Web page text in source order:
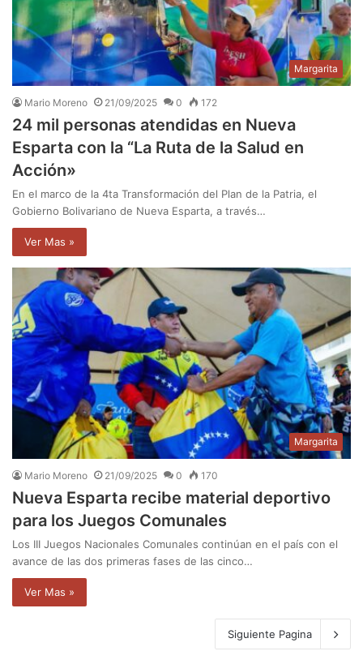
Margarita
Mario Moreno 21/09/2025 0 172
24 mil personas atendidas en Nueva
Esparta con la “La Ruta de la Salud en
Acción»
En el marco de la 4ta Transformación del Plan de la Patria, el
Gobierno Bolivariano de Nueva Esparta, a través…
Ver Mas »
Margarita
Mario Moreno 21/09/2025 0 170
Nueva Esparta recibe material deportivo
para los Juegos Comunales
Los III Juegos Nacionales Comunales continúan en el país con el
avance de las dos primeras fases de las cinco…
Ver Mas »
Siguiente Pagina